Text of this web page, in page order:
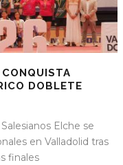
DOBLETE
Elche se
en Valladolid tras
finales